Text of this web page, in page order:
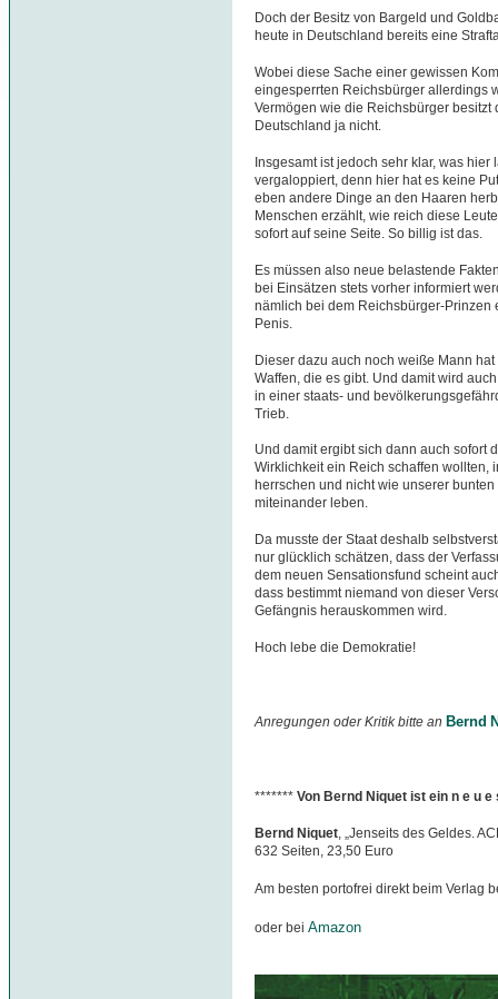
Doch der Besitz von Bargeld und
heute in Deutschland bereits eine
Wobei diese Sache einer gewissen
eingesperrten Reichsbürger allerdings
Vermögen wie die Reichsbürger
Deutschland ja nicht.
Insgesamt ist jedoch sehr klar, was hier
vergaloppiert, denn hier hat es keine
eben andere Dinge an den Haaren
Menschen erzählt, wie reich diese
sofort auf seine Seite. So billig ist das.
Es müssen also neue belastende
bei Einsätzen stets vorher informiert
nämlich bei dem Reichsbürger-
Penis.
Dieser dazu auch noch weiße Mann
Waffen, die es gibt. Und damit wird
in einer staats- und
Trieb.
Und damit ergibt sich dann auch sofort
Wirklichkeit ein Reich schaffen wollten,
herrschen und nicht wie unserer
miteinander leben.
Da musste der Staat deshalb
nur glücklich schätzen, dass der
dem neuen Sensationsfund scheint
dass bestimmt niemand von dieser
Gefängnis herauskommen wird.
Hoch lebe die Demokratie!
Anregungen oder Kritik bitte an Bernd
******* Von Bernd Niquet ist ein n e u
Bernd Niquet, „Jenseits des Geldes.
632 Seiten, 23,50 Euro
Am besten portofrei direkt beim Verlag
oder bei Amazon